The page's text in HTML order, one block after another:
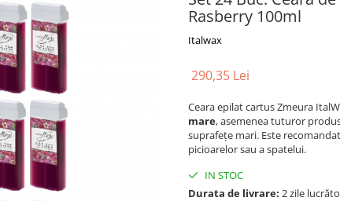
Rasberry 100ml
Italwax
290,35 Lei
Ceara epilat cartus Zmeura
mare, asemenea tuturor
suprafețe mari. Este
picioarelor sau a spatelui.
IN STOC
Durata de livrare: 2 zile